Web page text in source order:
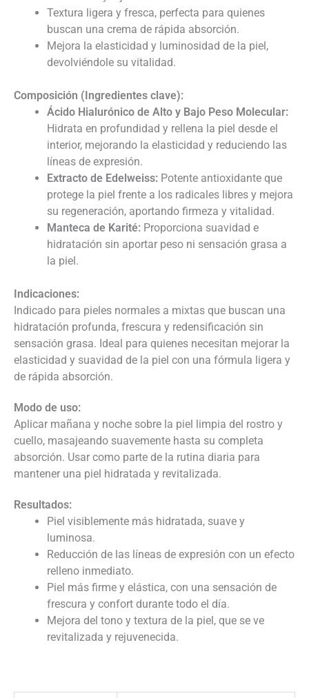
Textura ligera y fresca, perfecta para quienes
buscan una crema de rápida absorción.
Mejora la elasticidad y luminosidad de la piel,
devolviéndole su vitalidad.
Composición (Ingredientes clave):
Ácido Hialurónico de Alto y Bajo Peso Molecular:
Hidrata en profundidad y rellena la piel desde el
interior, mejorando la elasticidad y reduciendo las
líneas de expresión.
Extracto de Edelweiss: Potente antioxidante que
protege la piel frente a los radicales libres y mejora
su regeneración, aportando firmeza y vitalidad.
Manteca de Karité: Proporciona suavidad e
hidratación sin aportar peso ni sensación grasa a
la piel.
Indicaciones:
Indicado para pieles normales a mixtas que buscan una
hidratación profunda, frescura y redensificación sin
sensación grasa. Ideal para quienes necesitan mejorar la
elasticidad y suavidad de la piel con una fórmula ligera y
de rápida absorción.
Modo de uso:
Aplicar mañana y noche sobre la piel limpia del rostro y
cuello, masajeando suavemente hasta su completa
absorción. Usar como parte de la rutina diaria para
mantener una piel hidratada y revitalizada.
Resultados:
Piel visiblemente más hidratada, suave y
luminosa.
Reducción de las líneas de expresión con un efecto
relleno inmediato.
Piel más firme y elástica, con una sensación de
frescura y confort durante todo el día.
Mejora del tono y textura de la piel, que se ve
revitalizada y rejuvenecida.